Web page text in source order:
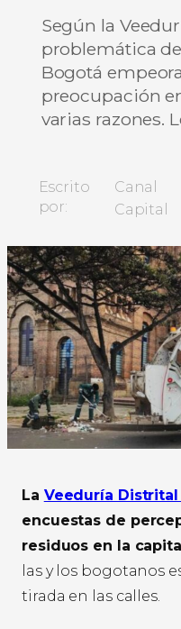
Según la
problemática
Bogotá
preocupación
varias razones.
Escrito
por:
Canal
Capital
La Veeduría Distrital
encuestas de
residuos en la
las y los bogotanos
tirada en las calles.